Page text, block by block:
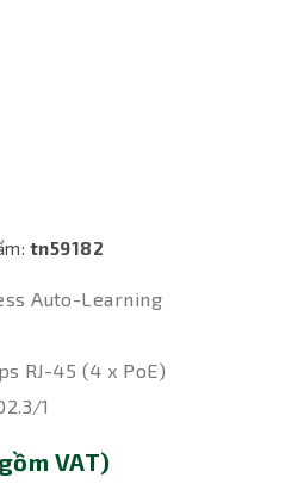
tn59182
Auto-Learning
RJ-45 (4 x PoE)
1
VAT)